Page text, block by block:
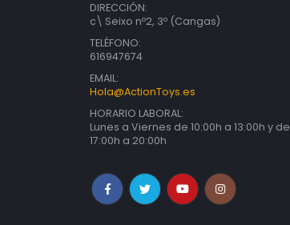
DIRECCIÓN:
c\ Seixo nº2, 3º (Cangas)
TELÉFONO:
616947674
EMAIL:
Hola@ActionToys.es
HORARIO LABORAL:
Lunes a Viernes de 10:00h a 13:00h y de
17:00h a 20:00h